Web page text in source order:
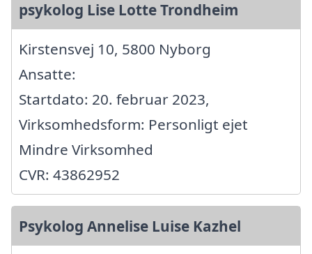
psykolog Lise Lotte Trondheim
Kirstensvej 10, 5800 Nyborg
Ansatte:
Startdato: 20. februar 2023,
Virksomhedsform: Personligt ejet
Mindre Virksomhed
CVR: 43862952
Psykolog Annelise Luise Kazhel